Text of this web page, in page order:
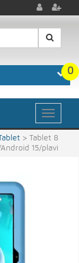
0
Tablet >
Tablet 8
Android 15/plavi